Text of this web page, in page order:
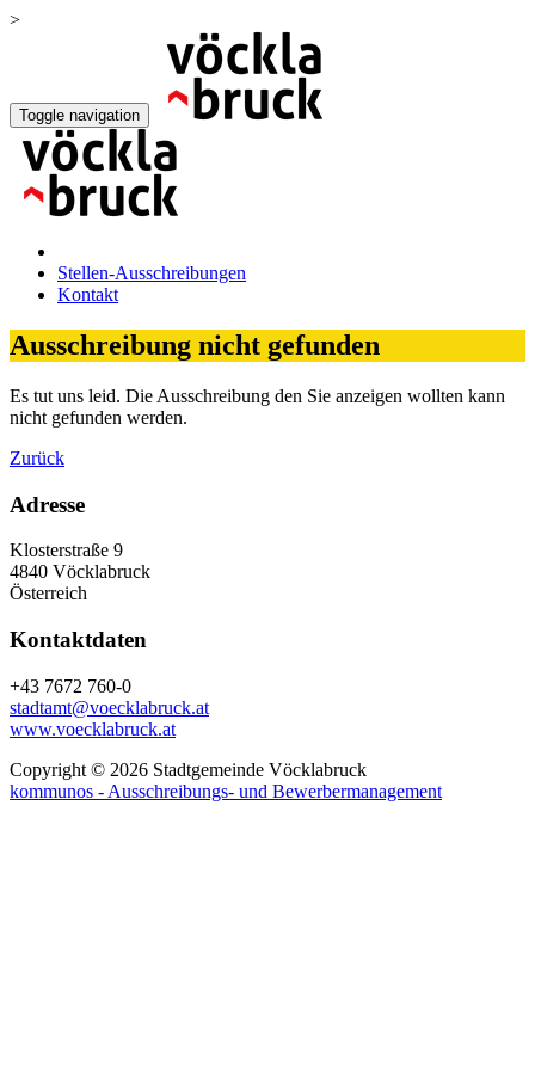
>
Toggle navigation
Stellen-Ausschreibungen
Kontakt
Ausschreibung nicht gefunden
Es tut uns leid. Die Ausschreibung den Sie anzeigen wollten kann
nicht gefunden werden.
Zurück
Adresse
Klosterstraße 9
4840 Vöcklabruck
Österreich
Kontaktdaten
+43 7672 760-0
stadtamt@voecklabruck.at
www.voecklabruck.at
Copyright © 2026 Stadtgemeinde Vöcklabruck
kommunos - Ausschreibungs- und Bewerbermanagement